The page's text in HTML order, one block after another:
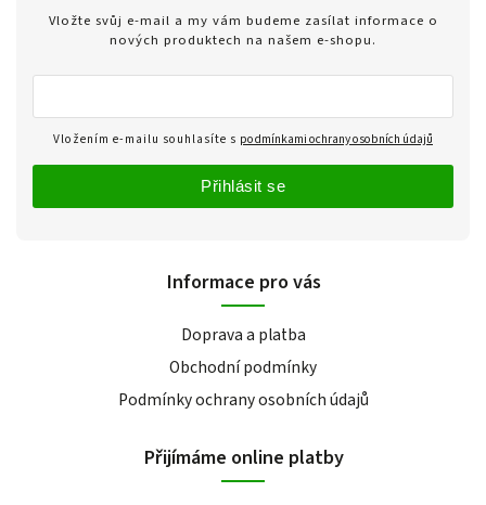
Informace pro vás
Doprava a platba
Obchodní podmínky
Podmínky ochrany osobních údajů
Přijímáme online platby
Vložte svůj e-mail a my vám budeme zasílat informace o
nových produktech na našem e-shopu.
Vložením e-mailu souhlasíte s podmínkami ochrany osobních údajů
Přihlásit se